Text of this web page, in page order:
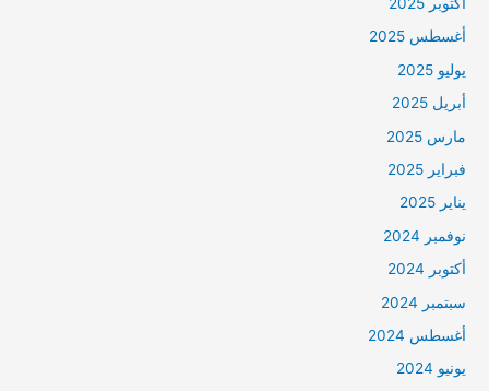
أغسطس 2025
يوليو 2025
أبريل 2025
مارس 2025
فبراير 2025
يناير 2025
نوفمبر 2024
أكتوبر 2024
سبتمبر 2024
أغسطس 2024
يونيو 2024